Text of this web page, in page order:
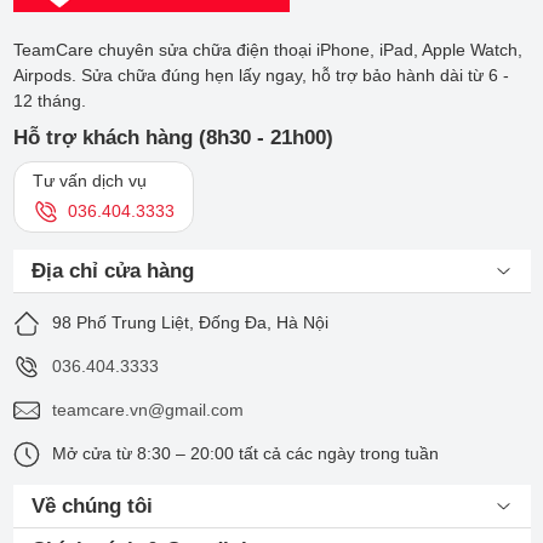
Hướng dẫn cách sạc pin cho điện
thoại Samsung Galaxy A20
TeamCare chuyên sửa chữa điện thoại iPhone, iPad, Apple Watch,
Airpods. Sửa chữa đúng hẹn lấy ngay, hỗ trợ bảo hành dài từ 6 -
12 tháng.
Hỗ trợ khách hàng (8h30 - 21h00)
Tư vấn dịch vụ
036.404.3333
Địa chỉ cửa hàng
98 Phố Trung Liệt, Đống Đa, Hà Nội
036.404.3333
teamcare.vn@gmail.com
Mở cửa từ 8:30 – 20:00 tất cả các ngày trong tuần
Về chúng tôi